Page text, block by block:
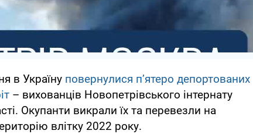
в Україну повернулися пʼятеро депортованих
– вихованців Новопетрівського інтернату
Окупанти викрали їх та перевезли на
влітку 2022 року.